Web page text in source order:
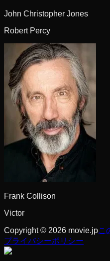
John Christopher Jones
Robert Percy
Frank Collison
Victor
Copyright © 2026 movie.jpこ
プライバシーポリシー